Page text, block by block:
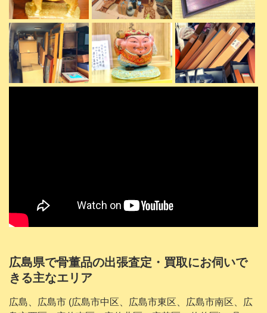
広島県で骨董品の出張査定・買取にお伺いで
きる主なエリア
広島、広島市 (広島市中区、広島市東区、広島市南区、広